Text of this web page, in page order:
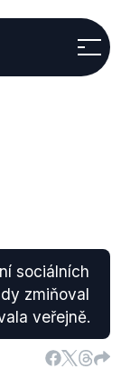
sociálních
zmiňoval
veřejně.